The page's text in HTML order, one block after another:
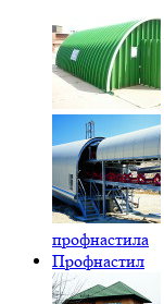
профнастила
Профнастил